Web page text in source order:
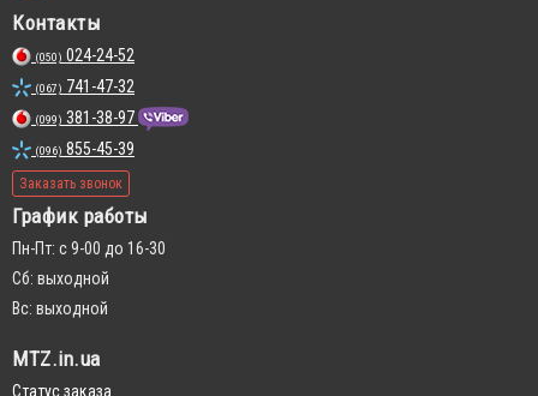
Контакты
(050) 024-24-52
(067) 741-47-32
(099) 381-38-97
(096) 855-45-39
Заказать звонок
График работы
Пн-Пт: с 9-00 до 16-30
Сб: выходной
Вс: выходной
MTZ.in.ua
Статус заказа